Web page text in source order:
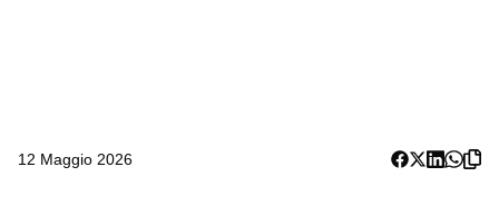
12 Maggio 2026